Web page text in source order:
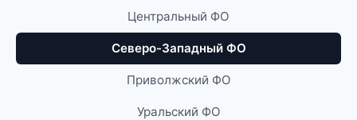
Центральный ФО
Северо-Западный ФО
Приволжский ФО
Уральский ФО